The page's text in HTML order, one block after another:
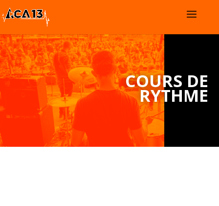
COURS DE
RYTHME